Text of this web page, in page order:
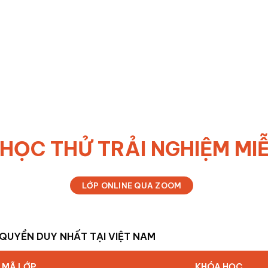
THỬ TRẢI NGHIỆM
LỚP ONLINE QUA ZOOM
DUY NHẤT TẠI VIỆT NAM